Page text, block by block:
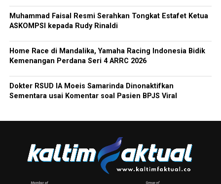
Muhammad Faisal Resmi Serahkan Tongkat Estafet Ketua
ASKOMPSI kepada Rudy Rinaldi
Home Race di Mandalika, Yamaha Racing Indonesia Bidik
Kemenangan Perdana Seri 4 ARRC 2026
Dokter RSUD IA Moeis Samarinda Dinonaktifkan
Sementara usai Komentar soal Pasien BPJS Viral